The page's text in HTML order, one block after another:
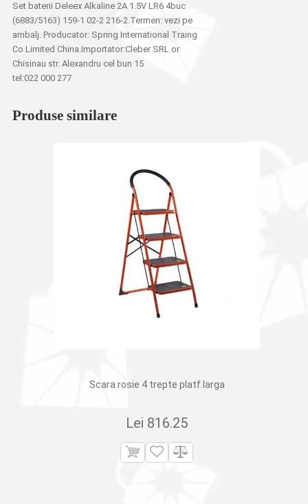
Set baterii Deleex Alkaline 2A 1.5V LR6 4buc
(6883/5163) 159-1 02-2 216-2.Termen: vezi pe
ambalj. Producator: Spring International Traing
Co Limited China.Importator:Cleber SRL or
Chisinau str. Alexandru cel bun 15
tel:022 000 277
Produse similare
Scara rosie 4 trepte platf.larga
Lei 816.25